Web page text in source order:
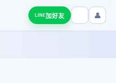
LINE加好友 👤